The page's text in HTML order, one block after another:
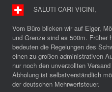
SALUTI CARI VICINI,
Vom Büro blicken wir auf Eiger,
und Grenze sind es 500m. Früher
bedeuten die Regelungen des
einen zu großen administrativen
nur noch den unverzollten
Abholung ist selbstverständlich
der deutschen Mehrwertsteuer.